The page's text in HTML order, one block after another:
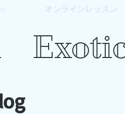
オンラインレッスン